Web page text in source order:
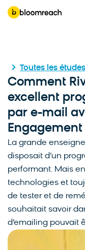
Toutes les
Comment
excellent
par e-mail
Engagement
La grande
disposait d’un
performant. Mais
technologies et
de tester et de
souhaitait savoir
d’emailing pouvait